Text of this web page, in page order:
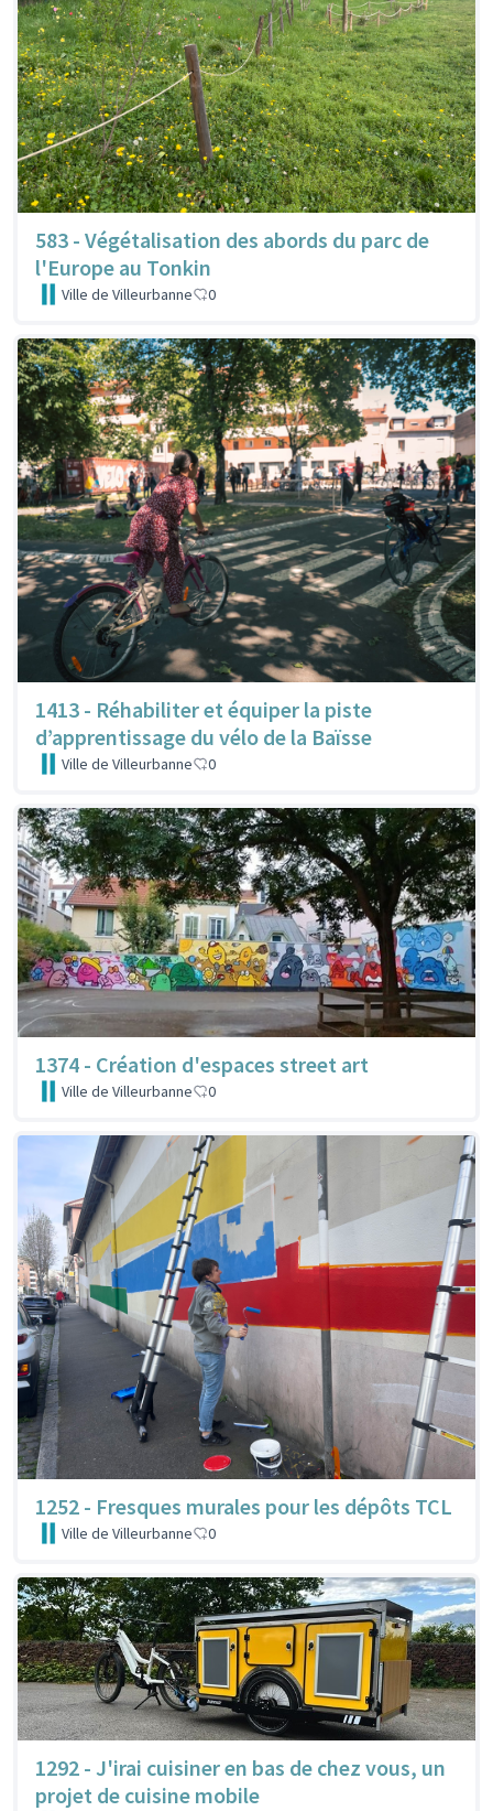
583 - Végétalisation des abords du parc de
l'Europe au Tonkin
Ville de Villeurbanne 0
1413 - Réhabiliter et équiper la piste
d’apprentissage du vélo de la Baïsse
Ville de Villeurbanne 0
1374 - Création d'espaces street art
Ville de Villeurbanne 0
1252 - Fresques murales pour les dépôts TCL
Ville de Villeurbanne 0
1292 - J'irai cuisiner en bas de chez vous, un
projet de cuisine mobile